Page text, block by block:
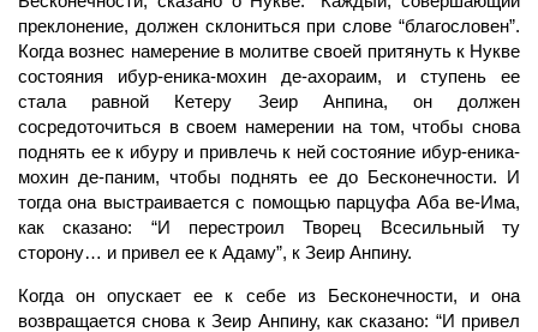
преклонение, должен склониться при слове “благословен”.
Когда вознес намерение в молитве своей притянуть к Нукве
состояния ибур-еника-мохин де-ахораим, и ступень ее
стала равной Кетеру Зеир Анпина, он должен
сосредоточиться в своем намерении на том, чтобы снова
поднять ее к ибуру и привлечь к ней состояние ибур-еника-
мохин де-паним, чтобы поднять ее до Бесконечности. И
тогда она выстраивается с помощью парцуфа Аба ве-Има,
как сказано: “И перестроил Творец Всесильный ту
сторону… и привел ее к Адаму”, к Зеир Анпину.
Когда он опускает ее к себе из Бесконечности, и она
возвращается снова к Зеир Анпину, как сказано: “И привел